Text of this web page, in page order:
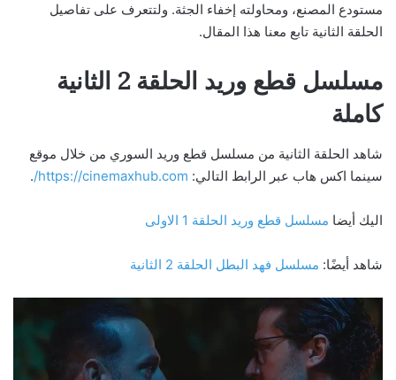
مستودع المصنع، ومحاولته إخفاء الجثة. ولتتعرف على تفاصيل
الحلقة الثانية تابع معنا هذا المقال.
مسلسل قطع وريد الحلقة 2 الثانية
كاملة
شاهد الحلقة الثانية من مسلسل قطع وريد السوري من خلال موقع
سينما اكس هاب عبر الرابط التالي: https://cinemaxhub.com/
.
اليك أيضا مسلسل قطع وريد الحلقة 1 الاولى
شاهد أيضًا: مسلسل فهد البطل الحلقة 2 الثانية